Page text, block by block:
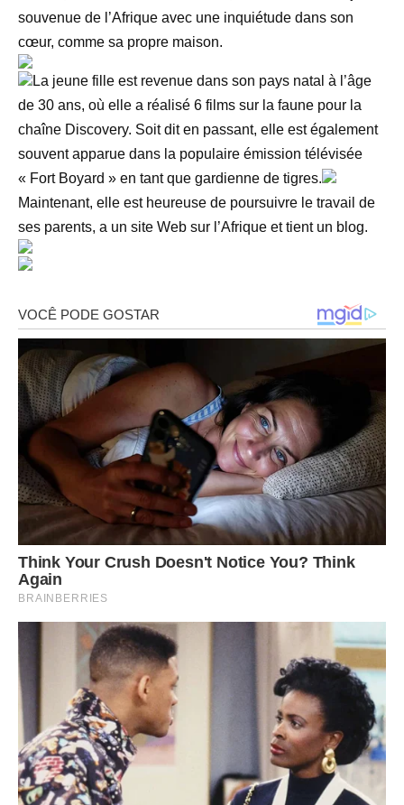
souvenue de l’Afrique avec une inquiétude dans son
cœur, comme sa propre maison.
La jeune fille est revenue dans son pays natal à l’âge
de 30 ans, où elle a réalisé 6 films sur la faune pour la
chaîne Discovery. Soit dit en passant, elle est également
souvent apparue dans la populaire émission télévisée
« Fort Boyard » en tant que gardienne de tigres.
Maintenant, elle est heureuse de poursuivre le travail de
ses parents, a un site Web sur l’Afrique et tient un blog.